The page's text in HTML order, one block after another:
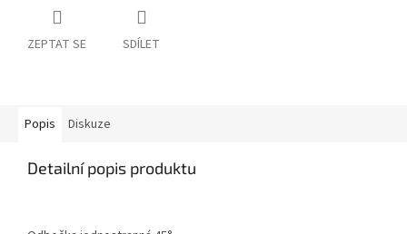
ZEPTAT SE SDÍLET
Popis Diskuze
Detailní popis produktu